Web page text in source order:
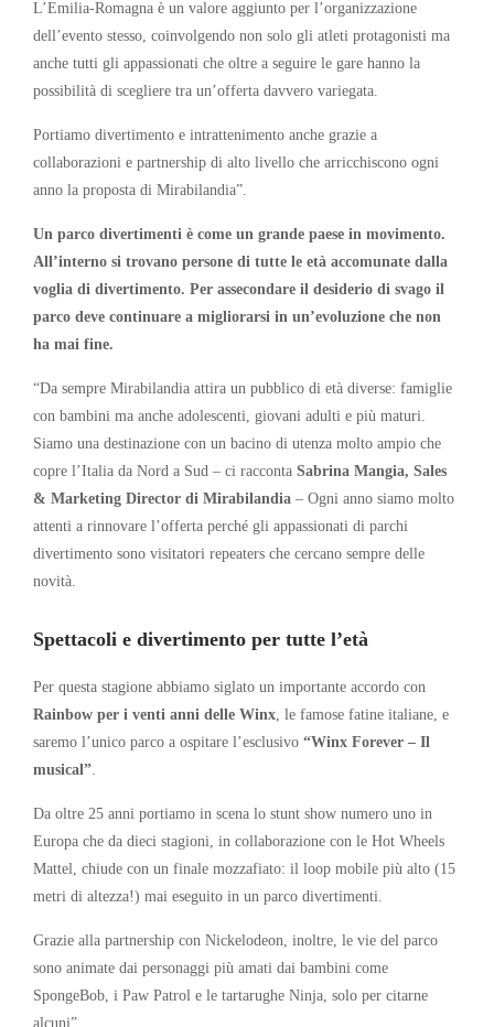
L’Emilia-Romagna è un valore aggiunto per l’organizzazione
dell’evento stesso, coinvolgendo non solo gli atleti protagonisti ma
anche tutti gli appassionati che oltre a seguire le gare hanno la
possibilità di scegliere tra un’offerta davvero variegata.
Portiamo divertimento e intrattenimento anche grazie a
collaborazioni e partnership di alto livello che arricchiscono ogni
anno la proposta di Mirabilandia”.
Un parco divertimenti è come un grande paese in movimento.
All’interno si trovano persone di tutte le età accomunate dalla
voglia di divertimento. Per assecondare il desiderio di svago il
parco deve continuare a migliorarsi in un’evoluzione che non
ha mai fine.
“Da sempre Mirabilandia attira un pubblico di età diverse: famiglie
con bambini ma anche adolescenti, giovani adulti e più maturi.
Siamo una destinazione con un bacino di utenza molto ampio che
copre l’Italia da Nord a Sud – ci racconta Sabrina Mangia, Sales
& Marketing Director di Mirabilandia – Ogni anno siamo molto
attenti a rinnovare l’offerta perché gli appassionati di parchi
divertimento sono visitatori repeaters che cercano sempre delle
novità.
Spettacoli e divertimento per tutte l’età
Per questa stagione abbiamo siglato un importante accordo con
Rainbow per i venti anni delle Winx , le famose fatine italiane, e
saremo l’unico parco a ospitare l’esclusivo “Winx Forever – Il
musical”
Da oltre 25 anni portiamo in scena lo stunt show numero uno in
Europa che da dieci stagioni, in collaborazione con le Hot Wheels
Mattel, chiude con un finale mozzafiato: il loop mobile più alto (15
metri di altezza!) mai eseguito in un parco divertimenti.
Grazie alla partnership con Nickelodeon, inoltre, le vie del parco
sono animate dai personaggi più amati dai bambini come
SpongeBob, i Paw Patrol e le tartarughe Ninja, solo per citarne
alcuni”.